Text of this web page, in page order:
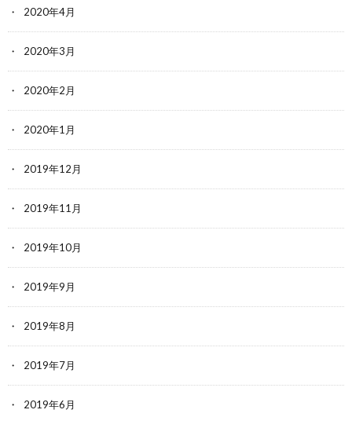
2020年4月
2020年3月
2020年2月
2020年1月
2019年12月
2019年11月
2019年10月
2019年9月
2019年8月
2019年7月
2019年6月